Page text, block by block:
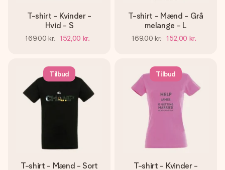
T-shirt - Kvinder -
Hvid - S
169,00 kr. 152,00 kr.
T-shirt - Mænd - Grå
melange - L
169,00 kr. 152,00 kr.
Tilbud
T-shirt - Mænd - Sort
Tilbud
T-shirt - Kvinder -